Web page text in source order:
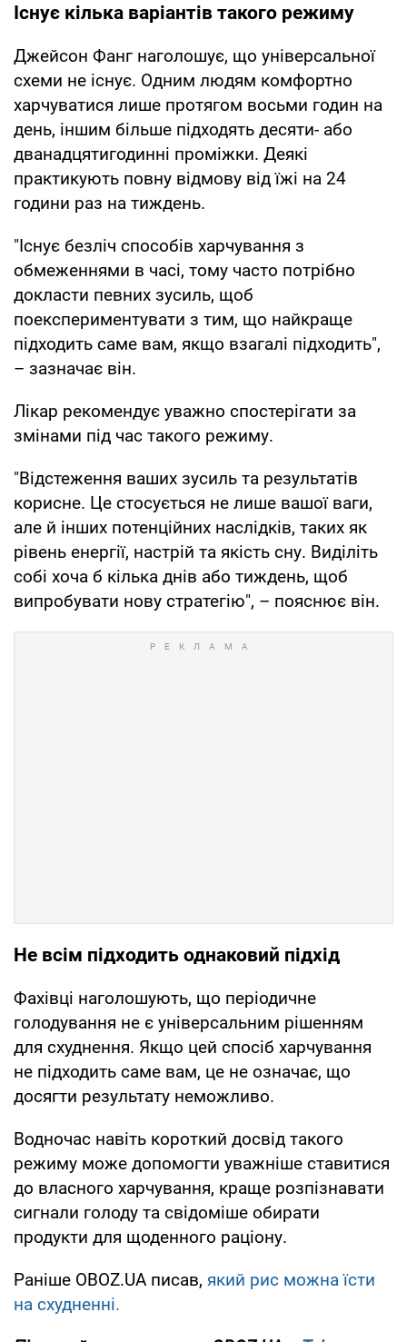
Існує кілька варіантів такого режиму
Джейсон Фанг наголошує, що універсальної
схеми не існує. Одним людям комфортно
харчуватися лише протягом восьми годин на
день, іншим більше підходять десяти- або
дванадцятигодинні проміжки. Деякі
практикують повну відмову від їжі на 24
години раз на тиждень.
"Існує безліч способів харчування з
обмеженнями в часі, тому часто потрібно
докласти певних зусиль, щоб
поекспериментувати з тим, що найкраще
підходить саме вам, якщо взагалі підходить",
– зазначає він.
Лікар рекомендує уважно спостерігати за
змінами під час такого режиму.
"Відстеження ваших зусиль та результатів
корисне. Це стосується не лише вашої ваги,
але й інших потенційних наслідків, таких як
рівень енергії, настрій та якість сну. Виділіть
собі хоча б кілька днів або тиждень, щоб
випробувати нову стратегію", – пояснює він.
Не всім підходить однаковий підхід
Фахівці наголошують, що періодичне
голодування не є універсальним рішенням
для схуднення. Якщо цей спосіб харчування
не підходить саме вам, це не означає, що
досягти результату неможливо.
Водночас навіть короткий досвід такого
режиму може допомогти уважніше ставитися
до власного харчування, краще розпізнавати
сигнали голоду та свідоміше обирати
продукти для щоденного раціону.
Раніше OBOZ.UA писав, який рис можна їсти
на схудненні.